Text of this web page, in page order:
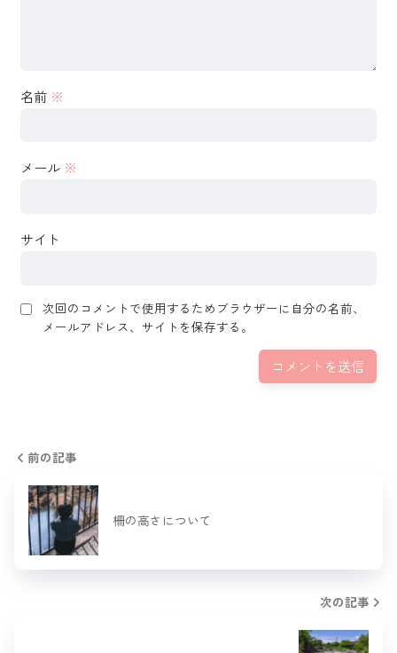
名前 ※
メール ※
サイト
次回のコメントで使用するためブラウザーに自分の名前、
メールアドレス、サイトを保存する。
前の記事
柵の高さについて
次の記事